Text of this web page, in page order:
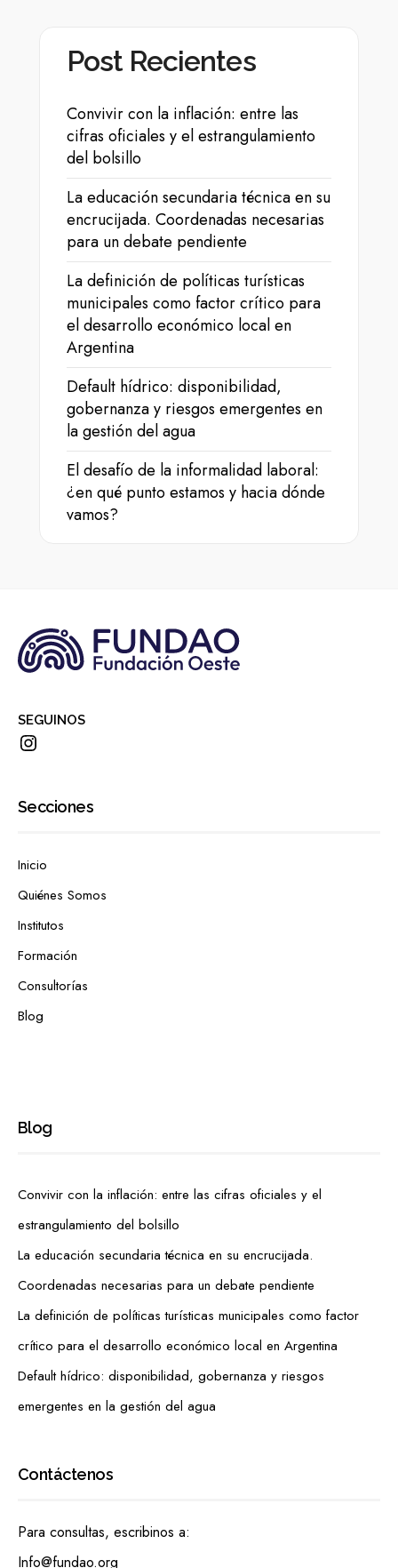
Post Recientes
Convivir con la inflación: entre las
cifras oficiales y el estrangulamiento
del bolsillo
La educación secundaria técnica en su
encrucijada. Coordenadas necesarias
para un debate pendiente
La definición de políticas turísticas
municipales como factor crítico para
el desarrollo económico local en
Argentina
Default hídrico: disponibilidad,
gobernanza y riesgos emergentes en
la gestión del agua
El desafío de la informalidad laboral:
¿en qué punto estamos y hacia dónde
vamos?
SEGUINOS
Secciones
Inicio
Quiénes Somos
Institutos
Formación
Consultorías
Blog
Blog
Convivir con la inflación: entre las cifras oficiales y el
estrangulamiento del bolsillo
La educación secundaria técnica en su encrucijada.
Coordenadas necesarias para un debate pendiente
La definición de políticas turísticas municipales como factor
crítico para el desarrollo económico local en Argentina
Default hídrico: disponibilidad, gobernanza y riesgos
emergentes en la gestión del agua
Contáctenos
Para consultas, escribinos a:
Info@fundao.org